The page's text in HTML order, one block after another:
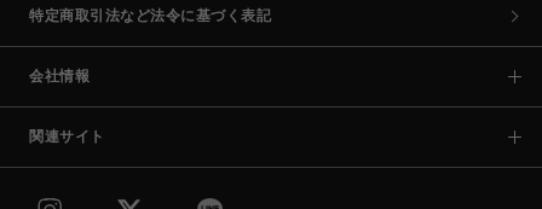
特定商取引法など法令に基づく表記
会社情報
関連サイト